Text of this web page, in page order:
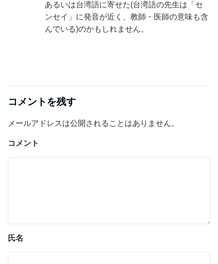
あるいは台湾語に寄せた(台湾語の先生は「セ
ンセイ」に発音が近く、教師・医師の意味も含
んでいる)のかもしれません。
コメントを残す
メールアドレスは公開されることはありません。
コメント
氏名